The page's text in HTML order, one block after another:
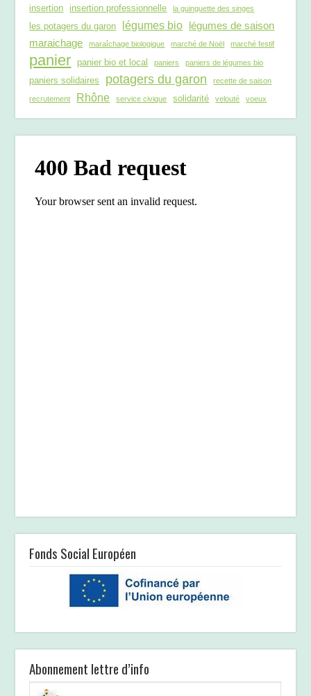
insertion insertion professionnelle la guinguette des singes
les potagers du garon légumes bio légumes de saison
maraichage
maraîchage biologique marché de Noël marché festif
panier panier bio et local paniers paniers de légumes bio
paniers solidaires potagers du garon recette de saison
recrutement Rhône service civique solidarité velouté voeux
Fonds Social Européen
Abonnement lettre d’info